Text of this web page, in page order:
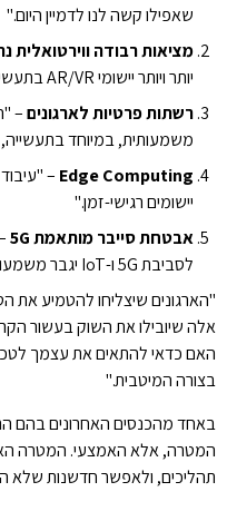
שאפילו קשה לנו לדמיין היום."
מציאות רבודה ווירטואלית
יותר ויותר יישומי AR/VR בתעשייה, בחינוך ובבידור."
רשתות פרטיות לארגונים
משמעותית, במיוחד בתעשייה,
Edge Computing
–
יישומים רגישי-זמן."
אבטחת סייבר מותאמת 5G
לסביבת 5G ו-IoT יגבר משמעותית."
"הארגונים שיצליחו להטמיע את
אלה שיובילו את השוק בעשור
האם כדאי להתאים את עצמך
בצורה המיטבית."
באחד מהכנסים האחרונים בהם
המטרה, אלא האמצעי. המטרה
תהליכים, ולאפשר חדשנות שלא